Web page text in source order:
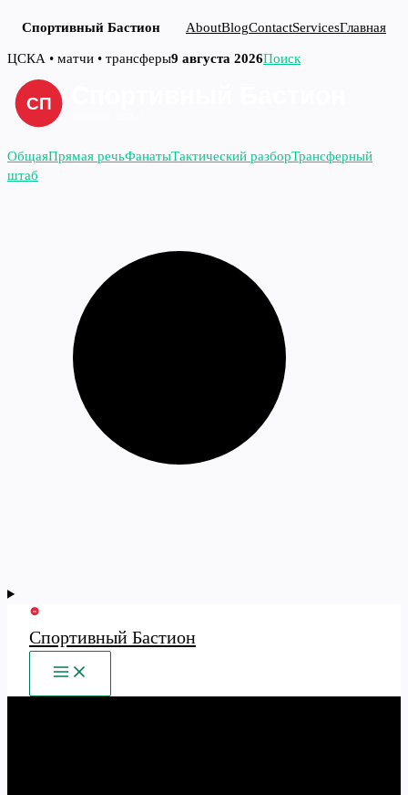
Спортивный Бастион AboutBlogContactServicesГлавная
Перейти
содержимому
ЦСКА • матчи • трансферы9 августа 2026Поиск
ОбщаяПрямая речьФанатыТактический разборТрансферный
штаб
Спортивный Бастион
MAIN